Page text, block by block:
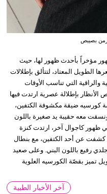
بصيبص
مؤخراً بأحدث ظهور لها، حيث
الطويل المعتاد، لتتألق بإطلالات
والراقية التي تناسب الأوقات
الأنظار بإطلالة عصرية ارتدت فيها
كورسيه ضيقة مكشوفة الكتفين،
معه حقيبة يد صغيرة باللون
ظهور كاجوال آخر، ارتدت كنزة
كشفت عن أحد الكتفين، مع بنطال
رفيع باللون البني. وعلى صعيد
تميز بقصّة الكورسيه العلوية
آخر الأخبار الطبية